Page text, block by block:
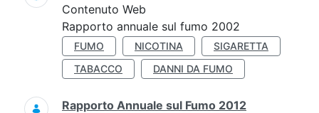
Contenuto Web
Rapporto annuale sul fumo 2002
FUMO NICOTINA
SIGARETTA
TABACCO
DANNI DA FUMO
Rapporto Annuale sul Fumo 2012